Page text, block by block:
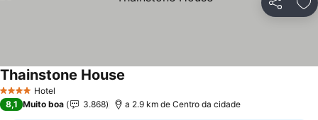
Partilhar
4 EstrelasHotel
Thainstone House
8,1 Muito boa 3.868 a 2.9 km de Centro da cidade